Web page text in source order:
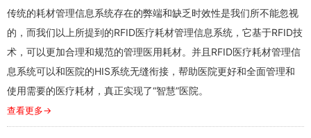
传统的耗材管理信息系统存在的弊端和缺乏时效性是我们所不能忽视
的，而我们以上所提到的RFID医疗耗材管理信息系统，它基于RFID技
术，可以更加合理和规范的管理医用耗材。并且RFID医疗耗材管理信
息系统可以和医院的HIS系统无缝衔接，帮助医院更好和全面管理和
使用需要的医疗耗材，真正实现了“智慧”医院。
查看更多→